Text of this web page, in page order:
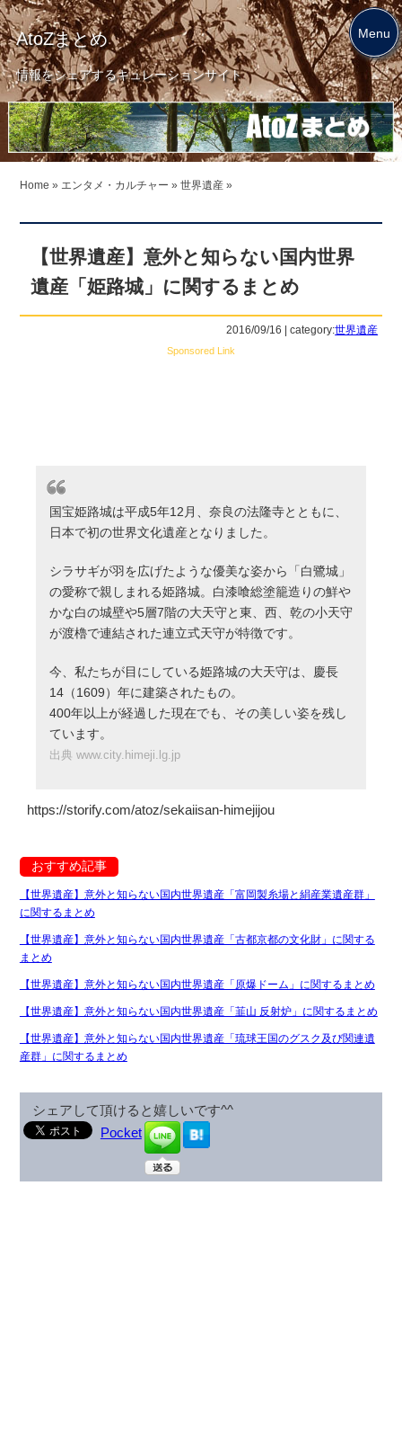
AtoZまとめ
情報をシェアするキュレーションサイト
Home » エンタメ・カルチャー » 世界遺産 »
【世界遺産】意外と知らない国内世界
遺産「姫路城」に関するまとめ
2016/09/16 | category:世界遺産
Sponsored Link
国宝姫路城は平成5年12月、奈良の法隆寺とともに、
日本で初の世界文化遺産となりました。
シラサギが羽を広げたような優美な姿から「白鷺城」
の愛称で親しまれる姫路城。白漆喰総塗籠造りの鮮や
かな白の城壁や5層7階の大天守と東、西、乾の小天守
が渡櫓で連結された連立式天守が特徴です。
今、私たちが目にしている姫路城の大天守は、慶長
14（1609）年に建築されたもの。
400年以上が経過した現在でも、その美しい姿を残し
ています。
出典 www.city.himeji.lg.jp
https://storify.com/atoz/sekaiisan-himejijou
おすすめ記事
【世界遺産】意外と知らない国内世界遺産「富岡製糸場と絹産業遺産群」
に関するまとめ
【世界遺産】意外と知らない国内世界遺産「古都京都の文化財」に関する
まとめ
【世界遺産】意外と知らない国内世界遺産「原爆ドーム」に関するまとめ
【世界遺産】意外と知らない国内世界遺産「韮山 反射炉」に関するまとめ
【世界遺産】意外と知らない国内世界遺産「琉球王国のグスク及び関連遺
産群」に関するまとめ
シェアして頂けると嬉しいです^^
Pocket
Menu